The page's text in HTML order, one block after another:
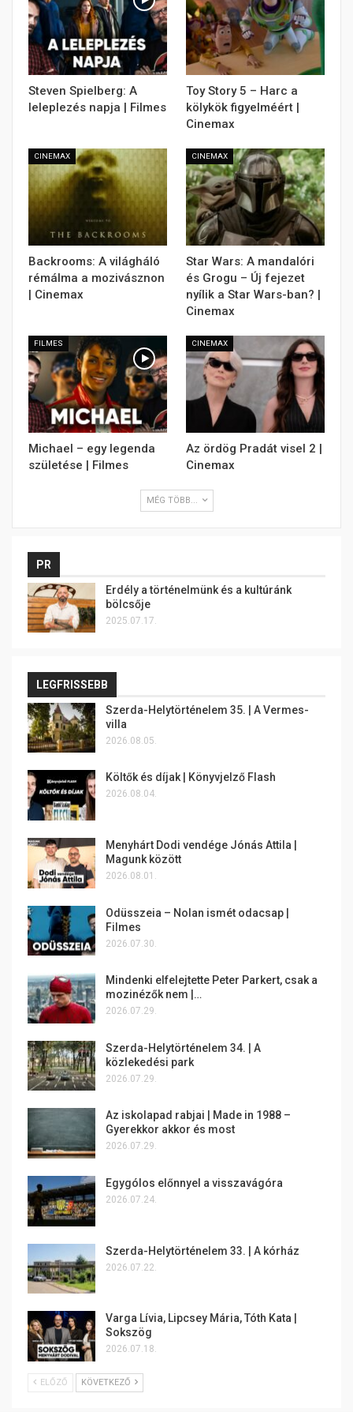
Steven Spielberg: A
leleplezés napja | Filmes
Toy Story 5 – Harc a
kölykök figyelméért |
Cinemax
CINEMAX
Backrooms: A világháló
rémálma a mozivásznon
| Cinemax
CINEMAX
Star Wars: A mandalóri
és Grogu – Új fejezet
nyílik a Star Wars-ban? |
Cinemax
FILMES
Michael – egy legenda
születése | Filmes
CINEMAX
Az ördög Pradát visel 2 |
Cinemax
MÉG TÖBB...
PR
Erdély a történelmünk és a kultúránk
bölcsője
2025.07.17.
LEGFRISSEBB
Szerda-Helytörténelem 35. | A Vermes-
villa
2026.08.05.
Költők és díjak | Könyvjelző Flash
2026.08.04.
Menyhárt Dodi vendége Jónás Attila |
Magunk között
2026.08.01.
Odüsszeia – Nolan ismét odacsap |
Filmes
2026.07.30.
Mindenki elfelejtette Peter Parkert, csak a
mozinézők nem |…
2026.07.29.
Szerda-Helytörténelem 34. | A
közlekedési park
2026.07.29.
Az iskolapad rabjai | Made in 1988 –
Gyerekkor akkor és most
2026.07.29.
Egygólos előnnyel a visszavágóra
2026.07.24.
Szerda-Helytörténelem 33. | A kórház
2026.07.22.
Varga Lívia, Lipcsey Mária, Tóth Kata |
Sokszög
2026.07.18.
ELŐZŐ KÖVETKEZŐ